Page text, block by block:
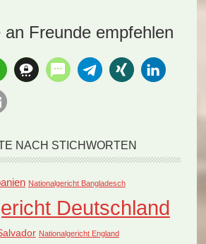
an Freunde empfehlen
NACH STICHWORTEN
Nationalgericht Bangladesch
Deutschland
Nationalgericht England